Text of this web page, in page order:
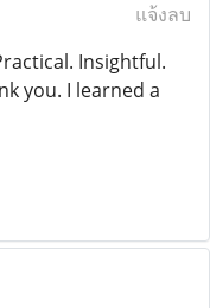
แจ้งลบ
Insightful.
you. I learned a